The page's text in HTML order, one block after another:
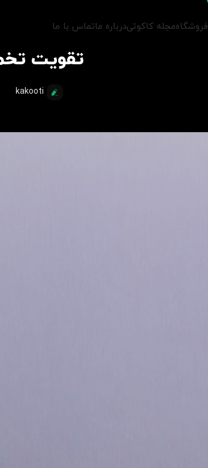
فروشگاهمجله کاکوتیدرباره ماتماس با ما
تقویت
kakooti